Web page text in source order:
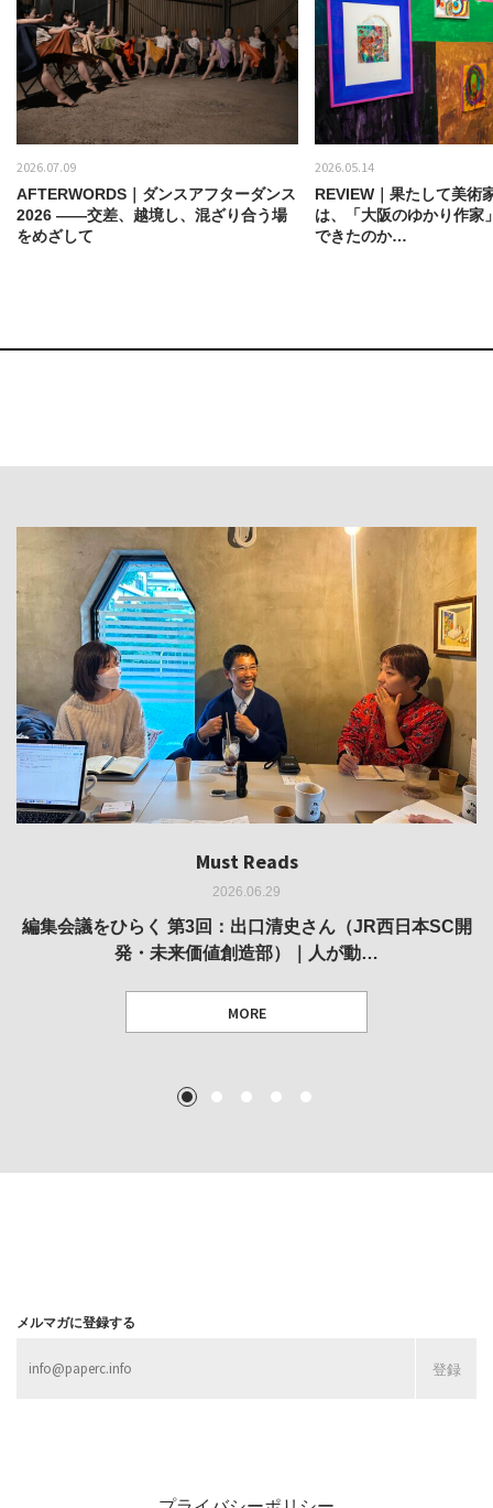
2026.07.09
AFTERWORDS｜ダンスアフターダンス
2026 ——交差、越境し、混ざり合う場
をめざして
2026.05.14
REVIEW｜果たして美術
は、「大阪のゆかり作家
できたのか…
Must Reads
2026.06.29
編集会議をひらく 第3回：出口清史さん（JR西日本SC開
発・未来価値創造部）｜人が動…
MORE
Must Reads
2026.05.14
REVIEW｜果たして美術家・梅津庸一は、「大阪のゆかり
作家」となることができたのか…
Must Reads
2026.03.11
REPORT｜博覧会の残像
MORE
Must Reads
2026.02.25
REVIEW｜菊池聡太朗 個展「余りの風景」
MORE
Must Reads
2025.10.01
REVIEW｜生の存在証明としての線——「ライフライン」
展
1 2 3 4 5
メルマガに登録する